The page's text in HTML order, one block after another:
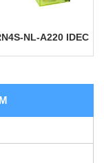
NL-A220 IDEC